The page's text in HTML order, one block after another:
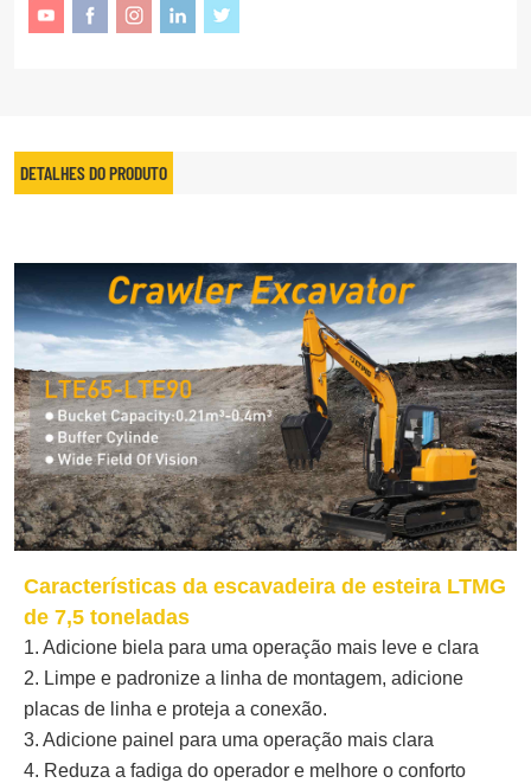
DETALHES DO PRODUTO
Características da escavadeira de esteira LTMG
de 7,5 toneladas
1. Adicione biela para uma operação mais leve e clara
2. Limpe e padronize a linha de montagem, adicione
placas de linha e proteja a conexão.
3. Adicione painel para uma operação mais clara
4. Reduza a fadiga do operador e melhore o conforto